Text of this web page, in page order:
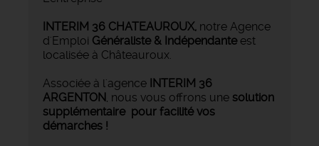
INTERIM 36 CHATEAUROUX, notre Agence
d'Emploi Généraliste & Indépendante est
localisée à Châteauroux.
Associée à l'agence INTERIM 36
ARGENTON, nous vous offrons une solution
supplémentaire pour facilité vos
démarches !